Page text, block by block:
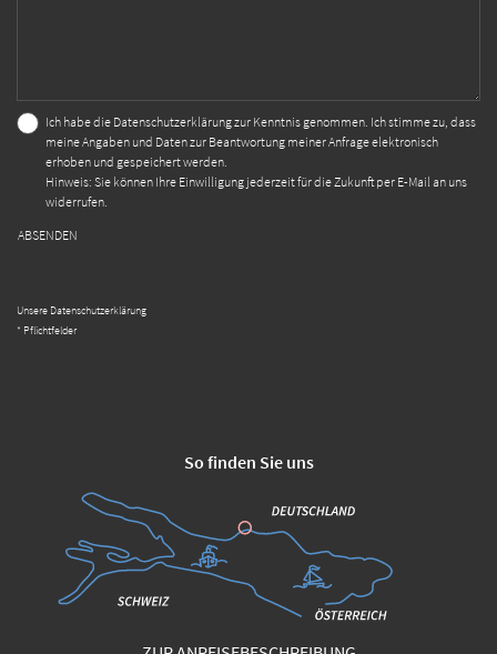
Ich habe die Datenschutzerklärungzur Kenntnis genommen. Ich stimme zu, dass
meine Angaben und Daten zur Beantwortung meiner Anfrage elektronisch
erhoben und gespeichert werden.
Hinweis: Sie können Ihre Einwilligung jederzeit für die Zukunft per E-Mail an uns
widerrufen.
ABSENDEN
Unsere Datenschutzerklärung
* Pflichtfelder
So finden Sie uns